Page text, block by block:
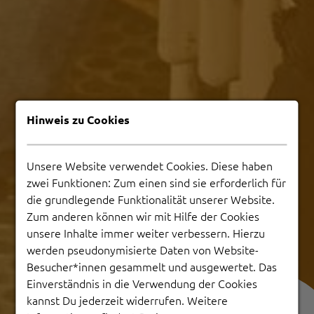
Hinweis zu Cookies
Unsere Website verwendet Cookies. Diese haben
zwei Funktionen: Zum einen sind sie erforderlich für
die grundlegende Funktionalität unserer Website.
Zum anderen können wir mit Hilfe der Cookies
unsere Inhalte immer weiter verbessern. Hierzu
werden pseudonymisierte Daten von Website-
Besucher*innen gesammelt und ausgewertet. Das
Einverständnis in die Verwendung der Cookies
kannst Du jederzeit widerrufen. Weitere